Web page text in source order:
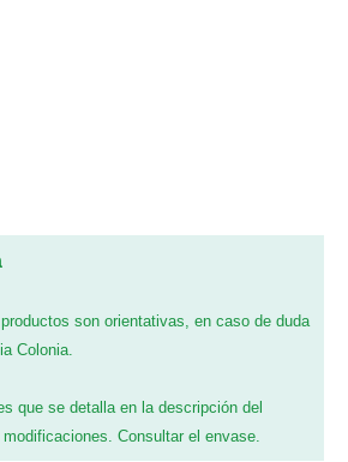
productos son orientativas, en caso de duda
Colonia.
que se detalla en la descripción del
Consultar el envase.